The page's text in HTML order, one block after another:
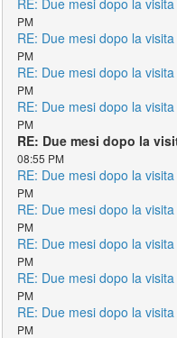
RE: Due mesi dopo la
PM
RE: Due mesi dopo la
PM
RE: Due mesi dopo la
PM
RE: Due mesi dopo la
PM
RE: Due mesi dopo la
08:55 PM
RE: Due mesi dopo la
PM
RE: Due mesi dopo la
PM
RE: Due mesi dopo la
PM
RE: Due mesi dopo la
PM
RE: Due mesi dopo la
PM